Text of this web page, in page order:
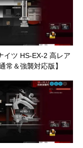
イツ HS-EX-2 高レア
常＆強襲対応版】